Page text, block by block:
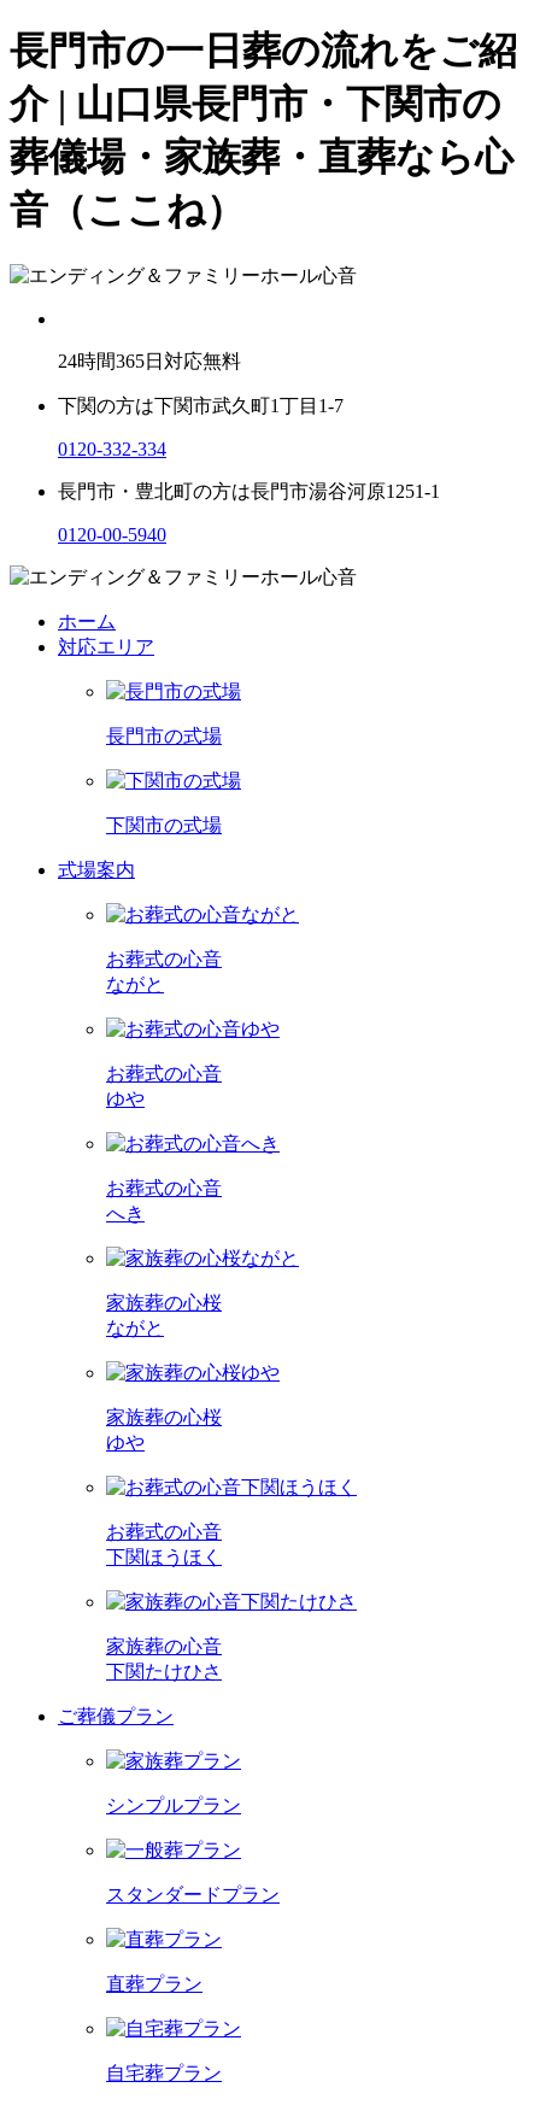
長門市の一日葬の流れをご紹
介 | 山口県長門市・下関市の
葬儀場・家族葬・直葬なら心
音（ここね）
24時間365日対応無料
下関の方は下関市武久町1丁目1-7
0120-332-334
長門市・豊北町の方は長門市湯谷河原1251-1
0120-00-5940
ホーム
対応エリア
長門市の式場
下関市の式場
式場案内
お葬式の心音
ながと
お葬式の心音
ゆや
お葬式の心音
へき
家族葬の心桜
ながと
家族葬の心桜
ゆや
お葬式の心音
下関ほうほく
家族葬の心音
下関たけひさ
ご葬儀プラン
シンプルプラン
スタンダードプラン
直葬プラン
自宅葬プラン